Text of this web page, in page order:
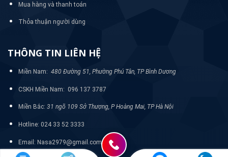
Mua hàng và thanh toán
Thỏa thuận người dùng
THÔNG TIN LIÊN HỆ
Miền Nam: 480 Đường 51, Phường Phú Tân, TP Bình Dương
CSKH Miền Nam: 096 137 3787
Miền Bắc: 31 ngõ 109 Sở Thượng, P Hoàng Mai, TP Hà Nội
Hotline: 024 33 52 3333
Email: Nasa2979@gmail.com